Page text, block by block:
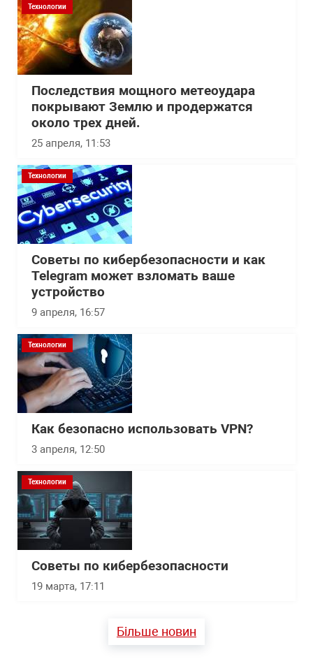
Технологии
Последствия мощного метеоудара
покрывают Землю и продержатся
около трех дней.
25 апреля, 11:53
Технологии
Советы по кибербезопасности и как
Telegram может взломать ваше
устройство
9 апреля, 16:57
Технологии
Как безопасно использовать VPN?
3 апреля, 12:50
Технологии
Советы по кибербезопасности
19 марта, 17:11
Більше новин